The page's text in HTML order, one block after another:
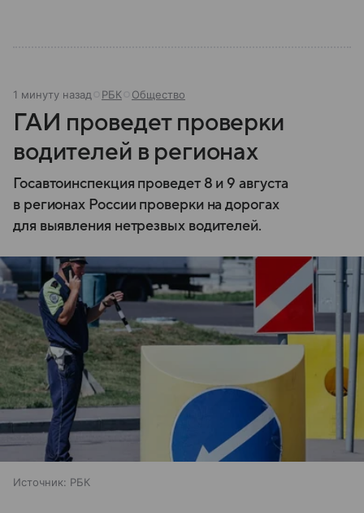
1 минуту назад РБК Общество
ГАИ проведет проверки
водителей в регионах
Госавтоинспекция проведет 8 и 9 августа
в регионах России проверки на дорогах
для выявления нетрезвых водителей.
Источник: РБК